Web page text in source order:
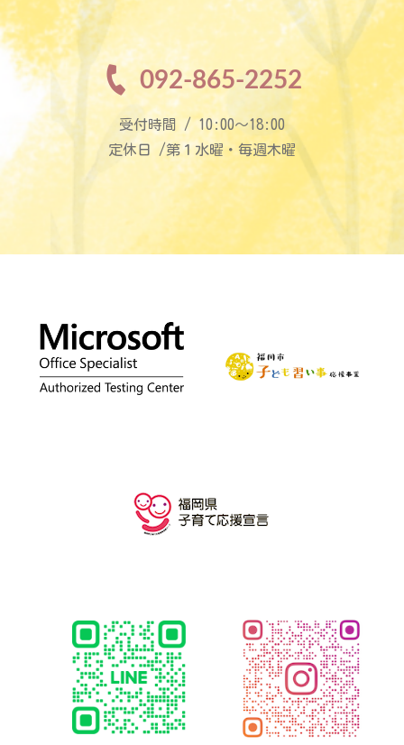
092-865-2252
受付時間 / 10:00〜18:00
定休日 /第１水曜・毎週木曜